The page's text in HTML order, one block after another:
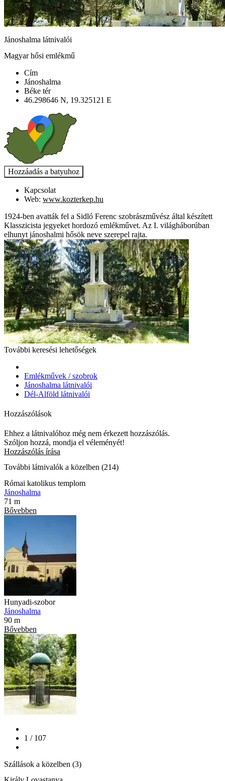
Jánoshalma látnivalói
Magyar hősi emlékmű
Cím
Jánoshalma
Béke tér
46.298646 N, 19.325121 E
Kapcsolat
Web: www.kozterkep.hu
1924-ben avatták fel a Sidló Ferenc szobrászművész által készített
Klasszicista jegyeket hordozó emlékművet. Az I. világháborúban
elhunyt jánoshalmi hősök neve szerepel rajta.
További keresési lehetőségek
Emlékművek / szobrok
Jánoshalma látnivalói
Dél-Alföld látnivalói
Hozzászólások
Ehhez a látnivalóhoz még nem érkezett hozzászólás.
Szóljon hozzá, mondja el véleményét!
Hozzászólás írása
További látnivalók a közelben (214)
Római katolikus templom
Jánoshalma
71 m
Bővebben
Hunyadi-szobor
Jánoshalma
90 m
Bővebben
1 / 107
Szállások a közelben (3)